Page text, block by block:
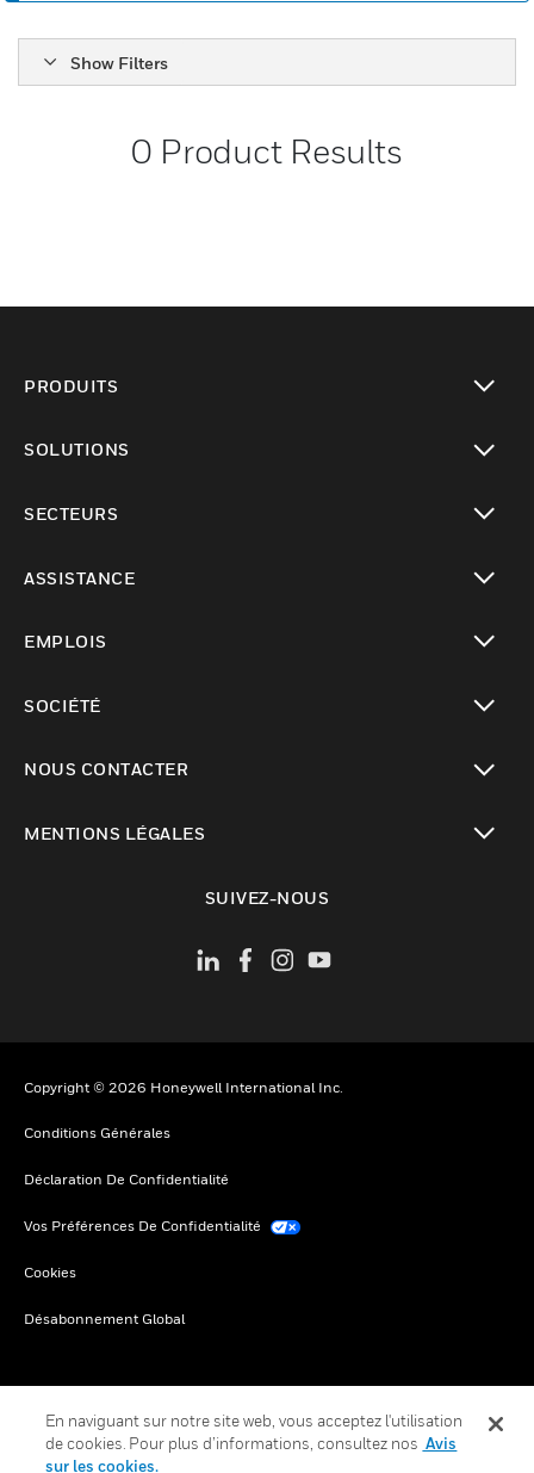
Show Filters
0 Product Results
PRODUITS
SOLUTIONS
SECTEURS
ASSISTANCE
EMPLOIS
SOCIÉTÉ
NOUS CONTACTER
MENTIONS LÉGALES
SUIVEZ-NOUS
Copyright © 2026 Honeywell International Inc.
Conditions Générales
Déclaration De Confidentialité
Vos Préférences De Confidentialité
Cookies
Désabonnement Global
En naviguant sur notre site web, vous acceptez l'utilisation
de cookies. Pour plus d’informations, consultez nos Avis
sur les cookies.